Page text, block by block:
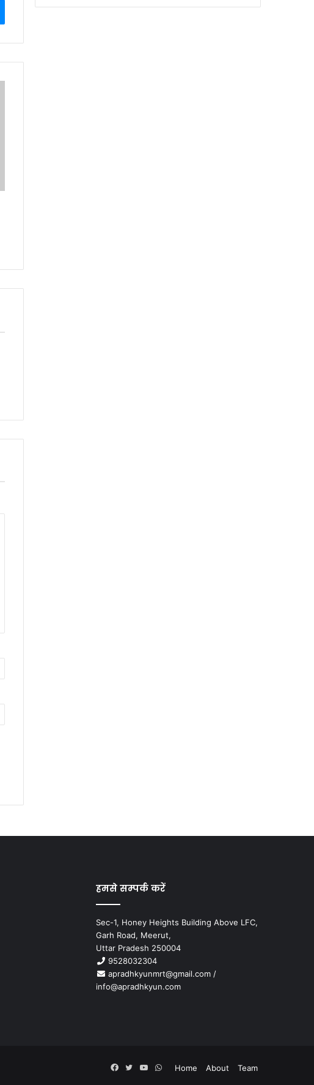
हमसे सम्पर्क करें
Sec-1, Honey Heights Building Above LFC,
Garh Road, Meerut,
Uttar Pradesh 250004
9528032304
apradhkyunmrt@gmail.com /
info@apradhkyun.com
Home About Team
Facebook
TwitterYouTube
WhatsApp